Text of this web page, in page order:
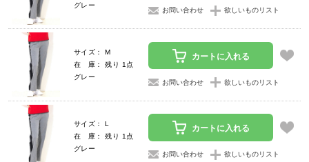
グレー
お問い合わせ 欲しいものリスト
サイズ： M
在 庫： 残り 1点
グレー
カートに入れる
お問い合わせ 欲しいものリスト
サイズ： L
在 庫： 残り 1点
グレー
カートに入れる
お問い合わせ 欲しいものリスト